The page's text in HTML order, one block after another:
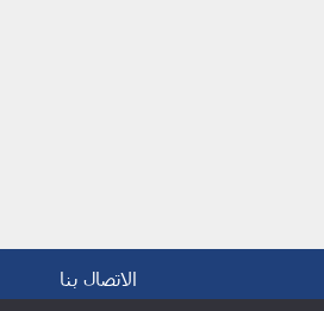
الاتصال بنا